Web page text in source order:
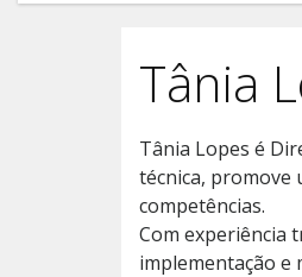
Tânia
Tânia Lopes é
técnica, promove
competências.
Com experiência
implementação e